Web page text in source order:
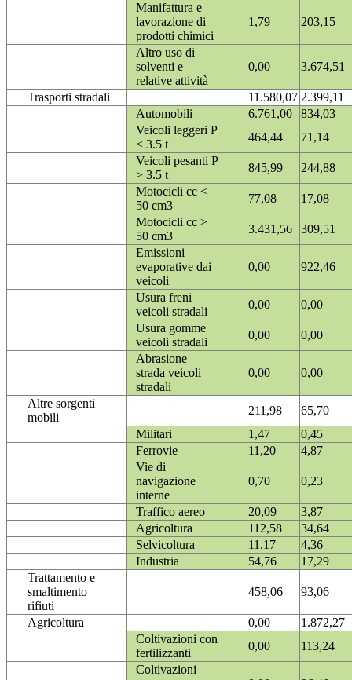
Manifattura e
lavorazione di
prodotti chimici
1,79 203,15
Altro uso di
solventi e
relative attività
0,00 3.674,51
Trasporti stradali 11.580,07 2.399,11
Automobili
6.761,00
834,03
Veicoli leggeri P
< 3.5 t
464,44
71,14
Veicoli pesanti P
> 3.5 t
845,99
244,88
Motocicli cc <
50 cm3
77,08
17,08
Motocicli cc >
50 cm3
3.431,56
309,51
Emissioni
evaporative dai
veicoli
0,00 922,46
Usura freni
veicoli stradali
0,00
0,00
Usura gomme
veicoli stradali
0,00
0,00
Abrasione
strada veicoli
stradali
0,00 0,00
Altre sorgenti
mobili
211,98
65,70
Militari
1,47
0,45
Ferrovie
11,20
4,87
Vie di
navigazione
interne
0,70 0,23
Traffico aereo 20,09
3,87
Agricoltura
112,58
34,64
Selvicoltura
11,17
4,36
Industria
54,76
17,29
Trattamento e
smaltimento
rifiuti
458,06 93,06
Agricoltura 0,00
1.872,27
Coltivazioni con
fertilizzanti
0,00
113,24
Coltivazioni